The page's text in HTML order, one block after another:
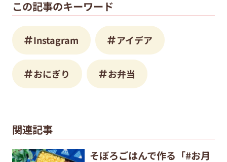
この記事のキーワード
Instagram アイデア
おにぎり お弁当
関連記事
そぼろごはんで作る「#お月